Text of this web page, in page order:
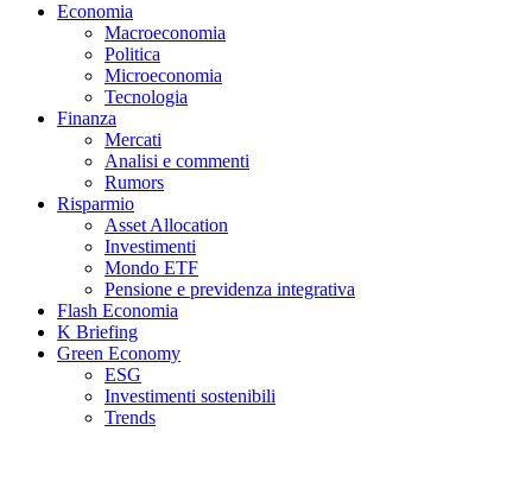
Economia
Macroeconomia
Politica
Microeconomia
Tecnologia
Finanza
Mercati
Analisi e commenti
Rumors
Risparmio
Asset Allocation
Investimenti
Mondo ETF
Pensione e previdenza integrativa
Flash Economia
K Briefing
Green Economy
ESG
Investimenti sostenibili
Trends